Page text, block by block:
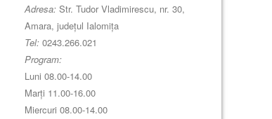
Adresa:Str. Tudor Vladimirescu, nr. 30,
Amara, județul Ialomița
Tel:0243.266.021
Program:
Luni 08.00-14.00
Marți 11.00-16.00
Miercuri 08.00-14.00